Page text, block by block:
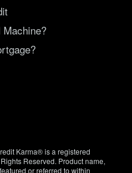
Machine?
Karma® is a registered
Reserved. Product name,
or referred to within